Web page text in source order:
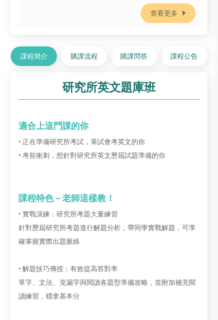
查看更多
課程簡介 購課流程 購課問答 課程公告
研究所英文題庫班
適合上這門課的你
• 正在準備研究所考試，筆試會考英文的你
• 考前衝刺，想針對研究所英文歷屆試題準備的你
課程特色－老師這樣教！
• 實戰演練：研究所考題大量練習
針對歷屆研究所考題進行解題分析，帶同學實戰解題，可準
確掌握實際出題脈絡
• 解題技巧傳授：有效提高答對率
單字、文法、克漏字與閱讀各題型準備攻略，並附加補充閱
讀練習，穩拿基本分